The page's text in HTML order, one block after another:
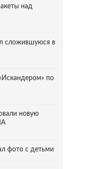
над
сложившуюся в
по
новую
фото с детьми